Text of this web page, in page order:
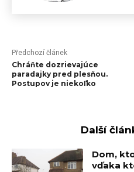
Předchozí článek
Chráňte dozrievajúce
paradajky pred plesňou.
Postupov je niekoľko
Další
Dom,
vďaka